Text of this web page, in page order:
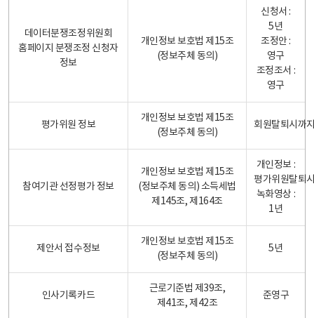
데이터분쟁조정위원회
홈페이지 분쟁조정 신청자
정보
개인정보 보호법 제15조
(정보주체 동의)
신청서 :
5년
조정안 :
영구
조정조서 :
영구
평가위원 정보
개인정보 보호법 제15조
(정보주체 동의)
회원탈퇴시까
참여기관 선정평가 정보
개인정보 보호법 제15조
(정보주체 동의) 소득세법
제145조, 제164조
개인정보 :
평가위원탈퇴
녹화영상 :
1년
제안서 접수정보
개인정보 보호법 제15조
(정보주체 동의)
5년
인사기록카드
근로기준법 제39조,
제41조, 제42조
준영구